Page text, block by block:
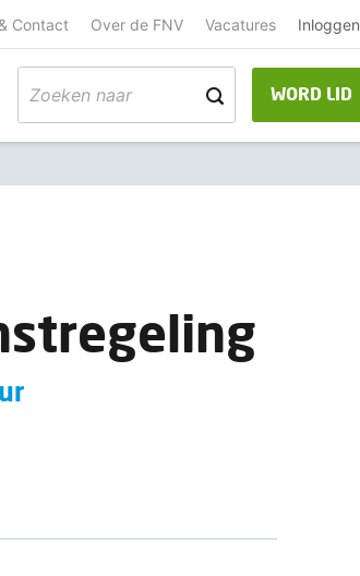
Contact Over de FNV Vacatures Inloggen
WORD LID